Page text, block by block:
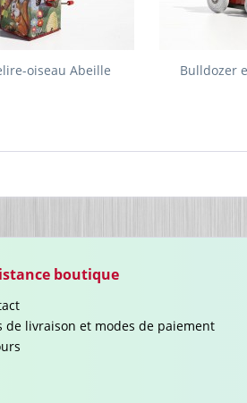
oiseau Abeille Bulldozer
boutique
de livraison et modes de paiement